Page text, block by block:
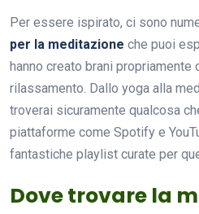
Per essere ispirato, ci sono
per la meditazione che puoi
hanno creato brani
rilassamento. Dallo yoga alla
troverai sicuramente qualcosa
piattaforme come Spotify e
fantastiche playlist curate per
Dove trovare la